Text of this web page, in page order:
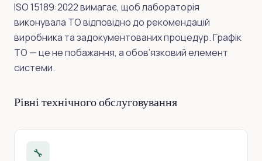
ISO 15189:2022 вимагає, щоб лабораторія
виконувала ТО відповідно до рекомендацій
виробника та задокументованих процедур. Графік
ТО — це не побажання, а обов’язковий елемент
системи.
Рівні технічного обслуговування
🔧